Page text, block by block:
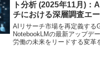
ト分析 (2025年11月)：
チにおける深層調査エ
とパーソナル知識ハブへ
AIリサーチ市場を再定義する
NotebookLMの最新アップデ
労働の未来をリードする変革